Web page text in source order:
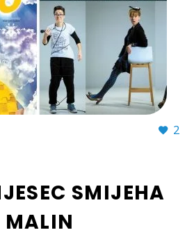
2
SMIJEHA
MALIN